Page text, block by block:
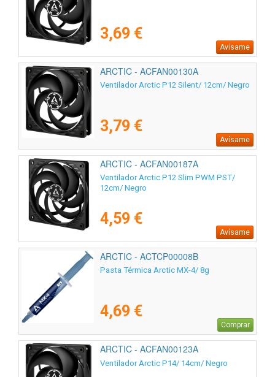
3,69 €
Avísame
ARCTIC - ACFAN00130A
Ventilador Arctic P12 Silent/ 12cm/ Negro
3,79 €
Avísame
ARCTIC - ACFAN00187A
Ventilador Arctic P12 Slim PWM PST/
12cm/ Negro
4,59 €
Avísame
ARCTIC - ACTCP00008B
Pasta Térmica Arctic MX-4/ 8g
4,69 €
Comprar
ARCTIC - ACFAN00123A
Ventilador Arctic P14/ 14cm/ Negro